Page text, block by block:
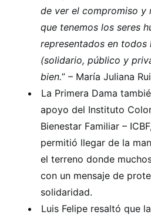
de ver el compromiso y
que tenemos los seres
representados en todos
(solidario, público y
bien.” – María Juliana
La Primera Dama
apoyo del Instituto
Bienestar Familiar –
permitió llegar de la
el terreno donde
con un mensaje de
solidaridad.
Luis Felipe resaltó que